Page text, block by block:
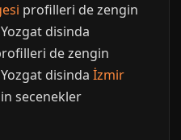
profilleri de zengin
disinda
de zengin
disinda İzmir
secenekler